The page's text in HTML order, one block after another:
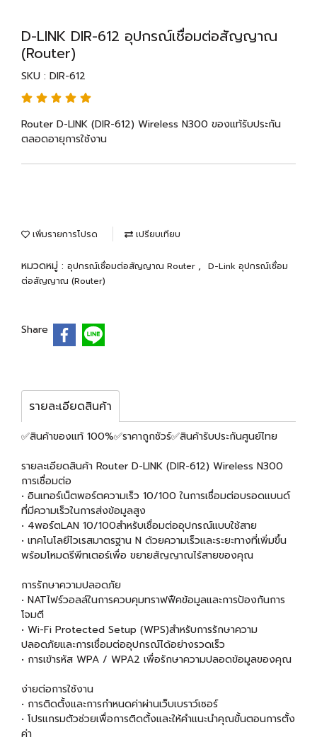
D-LINK DIR-612 อุปกรณ์เชื่อมต่อสัญญาณ
(Router)
SKU : DIR-612
Router D-LINK (DIR-612) Wireless N300 ของแท้รับประกัน
ตลอดอายุการใช้งาน
เพิ่มรายการโปรด เปรียบเทียบ
หมวดหมู่ : อุปกรณ์เชื่อมต่อสัญญาณ Router ,
D-Link อุปกรณ์เชื่อม
ต่อสัญญาณ (Router)
Share
รายละเอียดสินค้า
✅สินค้าของแท้ 100%✅ราคาถูกชัวร์✅สินค้ารับประกันศูนย์ไทย
รายละเอียดสินค้า Router D-LINK (DIR-612) Wireless N300
การเชื่อมต่อ
• อินเทอร์เน็ตพอร์ตความเร็ว 10/100 ในการเชื่อมต่อบรอดแบนด์
ที่มีความเร็วในการส่งข้อมูลสูง
• 4พอร์ตLAN 10/100สำหรับเชื่อมต่ออุปกรณ์แบบใช้สาย
• เทคโนโลยีไวเรสมาตรฐาน N ด้วยความเร็วและระยะทางที่เพิ่มขึ้น
พร้อมโหมดรีพีทเตอร์เพื่อ ขยายสัญญาณไร้สายของคุณ
การรักษาความปลอดภัย
• NATไฟร์วอลล์ในการควบคุมทราฟฟืคข้อมูลและการป้องกันการ
โจมตี
• Wi-Fi Protected Setup (WPS)สำหรับการรักษาความ
ปลอดภัยและการเชื่อมต่ออุปกรณ์ได้อย่างรวดเร็ว
• การเข้ารหัส WPA / WPA2 เพื่อรักษาความปลอดข้อมูลของคุณ
ง่ายต่อการใช้งาน
• การติดตั้งและการกำหนดค่าผ่านเว็บเบราว์เซอร์
• โปรแกรมตัวช่วยเพื่อการติดตั้งและให้คำแนะนำคุณขั้นตอนการตั้ง
ค่า